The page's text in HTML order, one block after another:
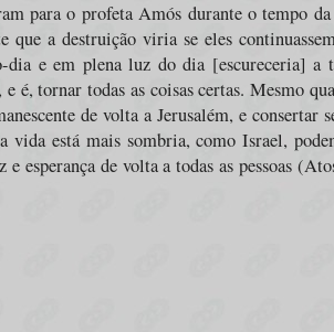
para o profeta Amós durante o tempo
a destruição viria se eles
e em plena luz do dia [escureceria] a
é, tornar todas as coisas certas. Mesmo
de volta a Jerusalém, e consertar
vida está mais sombria, como Israel,
e esperança de volta a todas as pessoas